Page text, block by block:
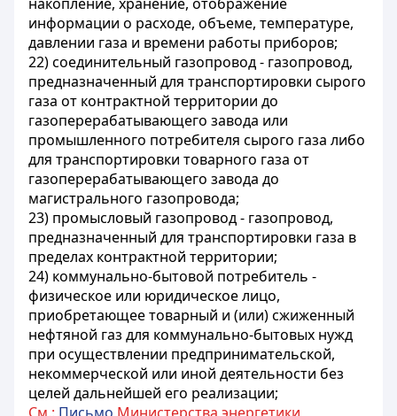
информации о расходе, объеме, температуре,
давлении газа и времени работы приборов;
22) соединительный газопровод - газопровод,
предназначенный для транспортировки сырого
газа от контрактной территории до
газоперерабатывающего завода или
промышленного потребителя сырого газа либо
для транспортировки товарного газа от
газоперерабатывающего завода до
магистрального газопровода;
23) промысловый газопровод - газопровод,
предназначенный для транспортировки газа в
пределах контрактной территории;
24) коммунально-бытовой потребитель -
физическое или юридическое лицо,
приобретающее товарный и (или) сжиженный
нефтяной газ для коммунально-бытовых нужд
при осуществлении предпринимательской,
некоммерческой или иной деятельности без
целей дальнейшей его реализации;